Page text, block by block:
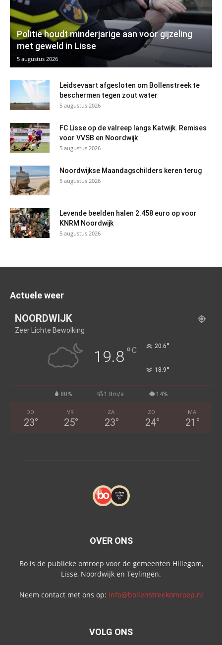
Politie houdt minderjarige aan voor gijzeling
met geweld in Lisse
5 augustus 2026
Leidsevaart afgesloten om Bollenstreek te
beschermen tegen zout water
5 augustus 2026
FC Lisse op de valreep langs Katwijk. Remises
voor VVSB en Noordwijk
5 augustus 2026
Noordwijkse Maandagschilders keren terug
5 augustus 2026
Levende beelden halen 2.458 euro op voor
KNRM Noordwijk
5 augustus 2026
Actuele weer
NOORDWIJK
Zeer Lichte Bewolking
19.8°C 20.6°
18.9°
80% 1.8m/s 14%
DO
23°
VR
25°
ZA
23°
ZO
24°
MA
21 °
OVER ONS
Bo is de publieke omroep voor de gemeenten Hillegom,
Lisse, Noordwijk en Teylingen.
Neem contact met ons op: info@bollenstreekomroep.nl
VOLG ONS